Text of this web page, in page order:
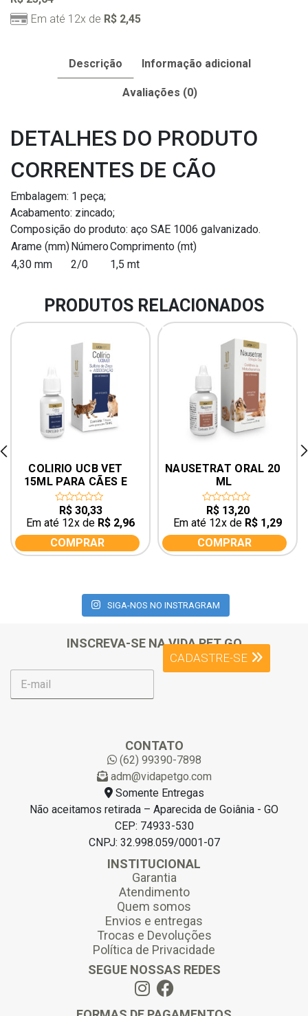
out
of
Em até 12x de R$ 2,45
Descrição Informação adicional
Avaliações (0)
DETALHES DO PRODUTO
CORRENTES DE CÃO
Embalagem: 1 peça;
Acabamento: zincado;
Composição do produto: aço SAE 1006 galvanizado.
Arame (mm)NúmeroComprimento (mt)
4,30 mm
2/0 1,5 mt
PRODUTOS RELACIONADOS
COLIRIO UCB VET
15ML PARA CÃES E
GATOS
0
out
of
5
R$30,33
Em até 12x de R$ 2,96
COMPRAR
NAUSETRAT ORAL 20
ML
0
out
of
5
R$13,20
Em até 12x de R$ 1,29
COMPRAR
SIGA-NOS NO INSTRAGRAM
INSCREVA-SE NA VIDA PET GO
E
m
CADASTRE-SE
CONTATO
(62) 99390-7898
adm@vidapetgo.com
Somente Entregas
Não aceitamos retirada – Aparecida de Goiânia - GO
CEP: 74933-530
CNPJ: 32.998.059/0001-07
INSTITUCIONAL
Garantia
Atendimento
Quem somos
Envios e entregas
Trocas e Devoluções
Política de Privacidade
SEGUE NOSSAS REDES